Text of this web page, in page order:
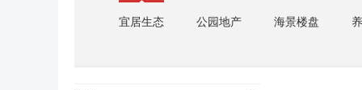
宜居生态 公园地产 海景楼盘